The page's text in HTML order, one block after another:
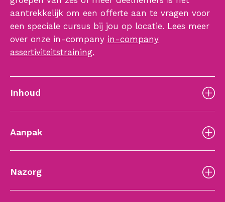
aantrekkelijk om een offerte aan te vragen voor
een speciale cursus bij jou op locatie. Lees meer
over onze in-company in-company
assertiviteitstraining.
Inhoud
Aanpak
Nazorg